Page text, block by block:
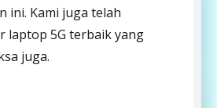
ini. Kami juga telah
laptop 5G terbaik yang
juga.